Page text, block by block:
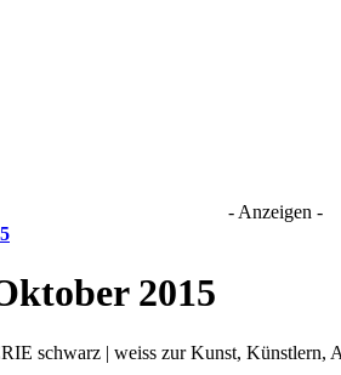
- Anzeigen -
2015
schwarz | weiss zur Kunst, Künstlern,